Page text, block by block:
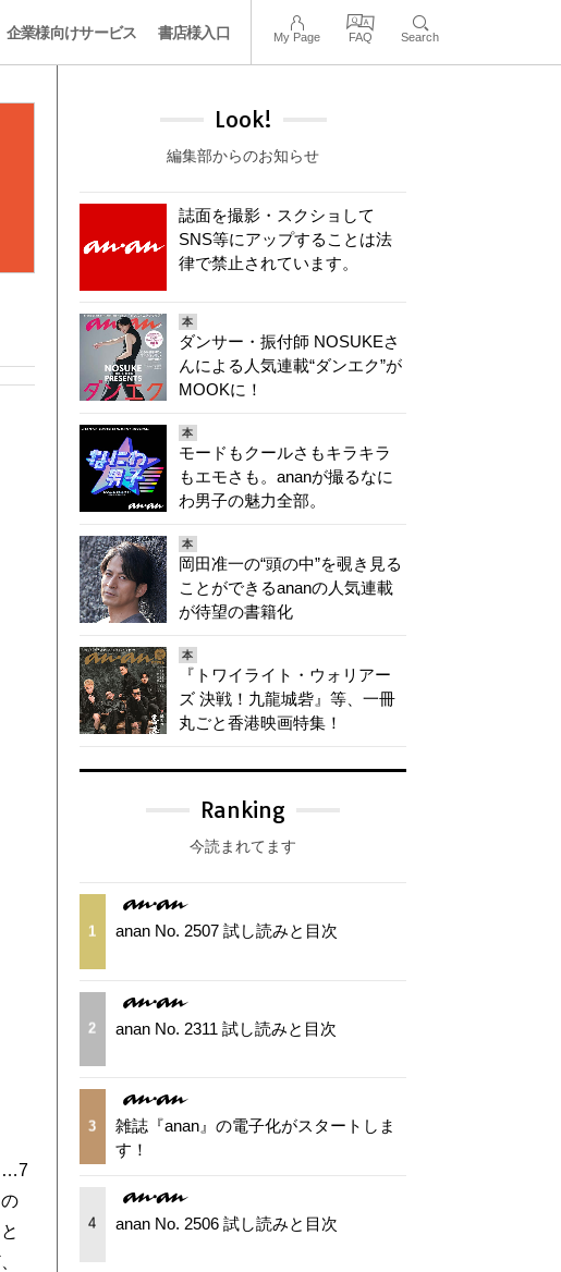
企業様向けサービス 書店様入口 My Page FAQ Search
Look!
編集部からのお知らせ
誌面を撮影・スクショして
SNS等にアップすることは法
律で禁止されています。
本
ダンサー・振付師 NOSUKEさ
んによる人気連載“ダンエク”が
MOOKに！
本
モードもクールさもキラキラ
もエモさも。ananが撮るなに
わ男子の魅力全部。
本
岡田准一の“頭の中”を覗き見る
ことができるananの人気連載
が待望の書籍化
本
『トワイライト・ウォリアー
ズ 決戦！九龍城砦』等、一冊
丸ごと香港映画特集！
Ranking
今読まれてます
1 anan No. 2507 試し読みと目次
2 anan No. 2311 試し読みと目次
3
雑誌『anan』の電子化がスタートしま
す！
4 anan No. 2506 試し読みと目次